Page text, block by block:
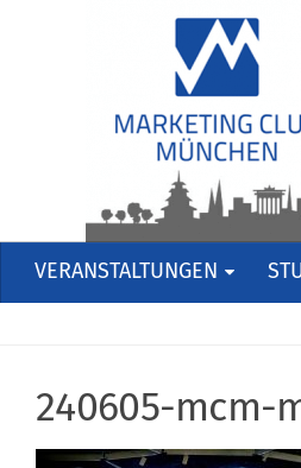
VERANSTALTUNGEN
240605-mcm-